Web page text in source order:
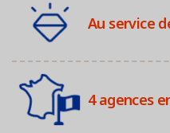
Au service
4 agences